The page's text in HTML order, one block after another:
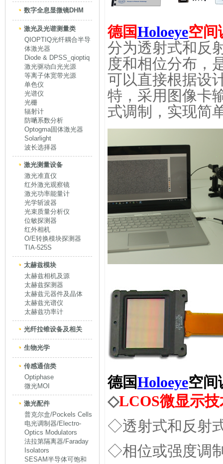
数字全息显微镜DHM
激光及光谱测量类
QIOPTIQ光纤耦合半导
体激光器
Diode & DPSS_qioptiq
激光驱动白光光源
等离子体宽带光源
单色仪
光谱仪
光栅
辐射计
防嗮系数分析
Optogma固体激光器
Solarlight
波长选择器
激光测量设备
激光准直仪
红外激光观察镜
激光功率能量计
光学斩波器
光束质量分析仪
位敏探测器
红外相机
O/E转换模块探测器
TIA-525S
太赫兹模块
太赫兹相机及源
太赫兹探测器
太赫兹元器件及晶体
太赫兹光谱仪
太赫兹功率计
光纤拉锥设备及相关
生物光学
传感通信类
Optiphase
微光MOI
激光配件
普克尔盒/Pockels Cells
电光调制器/Electro-
Optics Modulators
法拉第隔离器/Faraday
Isolators
SESAM半导体可饱和
德国Holoeye空间
分为透射式和反
度和相位分布，
可以直接根据设
特，采用图像卡
式调制，实现简
德国Holoeye空间
◇LCOS微显示技
◇透射式和反射
◇相位或强度调